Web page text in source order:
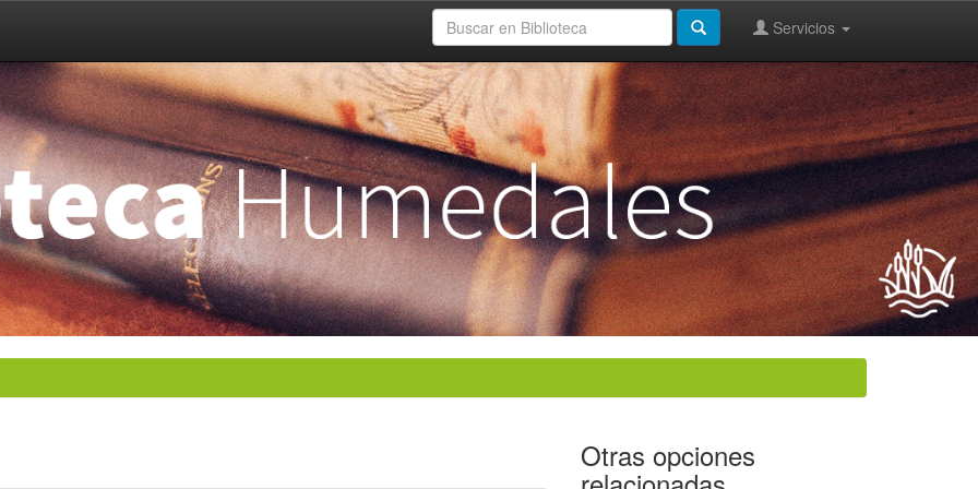
Servicios
Otras opciones